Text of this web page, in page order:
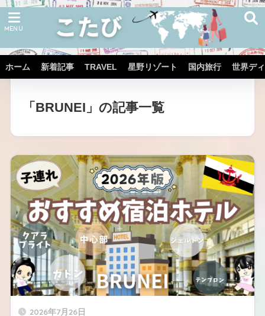
ホーム 新着記事 TRAVEL 星野リゾート 国内旅行 世界デ
「BRUNEI」の記事一覧
2026年7月26日